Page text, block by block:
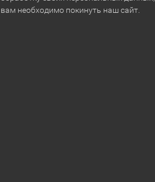
вам необходимо покинуть наш сайт.